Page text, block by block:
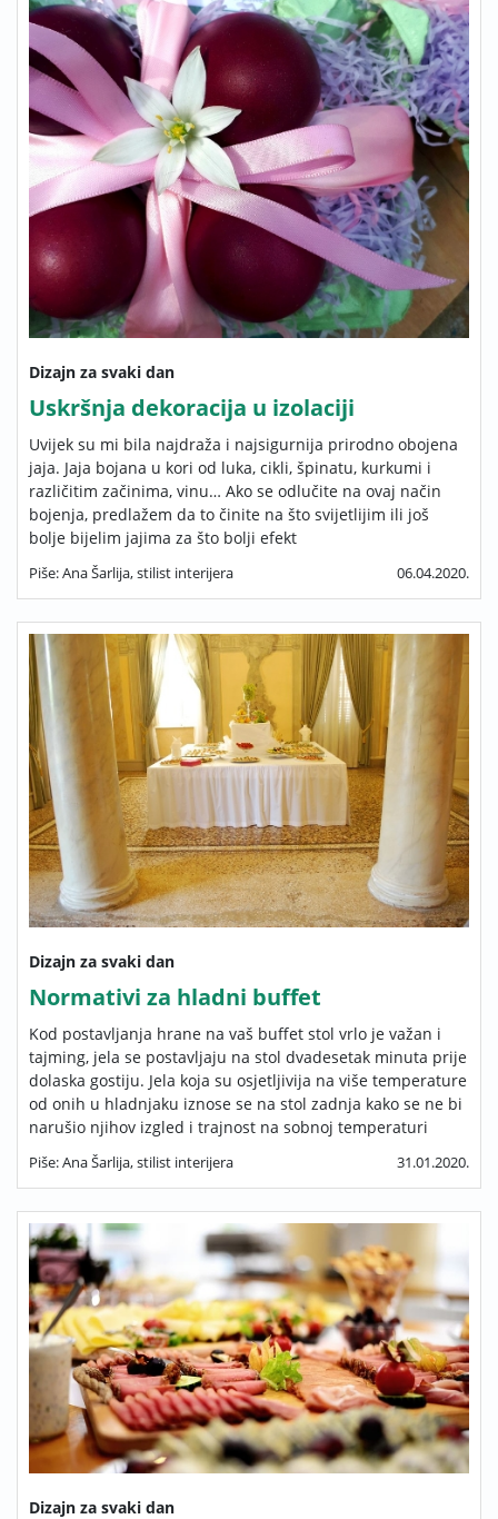
Dizajn za svaki dan
Uskršnja dekoracija u izolaciji
Uvijek su mi bila najdraža i najsigurnija prirodno obojena
jaja. Jaja bojana u kori od luka, cikli, špinatu, kurkumi i
različitim začinima, vinu… Ako se odlučite na ovaj način
bojenja, predlažem da to činite na što svijetlijim ili još
bolje bijelim jajima za što bolji efekt
Piše: Ana Šarlija, stilist interijera 06.04.2020.
Dizajn za svaki dan
Normativi za hladni buffet
Kod postavljanja hrane na vaš buffet stol vrlo je važan i
tajming, jela se postavljaju na stol dvadesetak minuta prije
dolaska gostiju. Jela koja su osjetljivija na više temperature
od onih u hladnjaku iznose se na stol zadnja kako se ne bi
narušio njihov izgled i trajnost na sobnoj temperaturi
Piše: Ana Šarlija, stilist interijera 31.01.2020.
Dizajn za svaki dan